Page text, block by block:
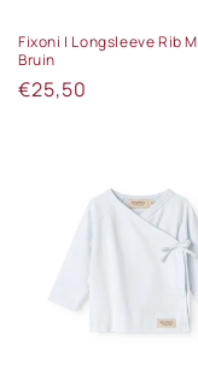
Fixoni | Longsleeve Rib
Bruin
Normale
€25,50